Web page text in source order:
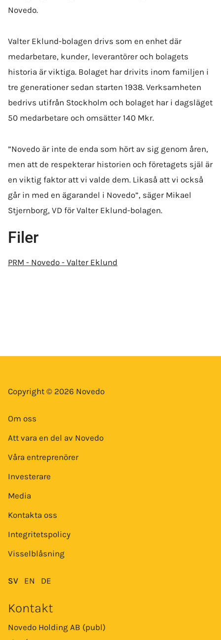
Novedo.
Valter Eklund-bolagen drivs som en enhet där
medarbetare, kunder, leverantörer och bolagets
historia är viktiga. Bolaget har drivits inom familjen i
tre generationer sedan starten 1938. Verksamheten
bedrivs utifrån Stockholm och bolaget har i dagsläget
50 medarbetare och omsätter 140 Mkr.
”Novedo är inte de enda som hört av sig genom åren,
men att de respekterar historien och företagets själ är
en viktig faktor att vi valde dem. Likaså att vi också
går in med en ägarandel i Novedo”, säger Mikael
Stjernborg, VD för Valter Eklund-bolagen.
Filer
PRM - Novedo - Valter Eklund
Copyright © 2026 Novedo
Om oss
Att vara en del av Novedo
Våra entreprenörer
Investerare
Media
Kontakta oss
Integritetspolicy
Visselblåsning
SV EN DE
Kontakt
Novedo Holding AB (publ)